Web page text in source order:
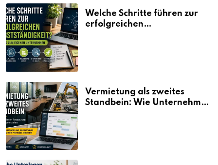
Welche Schritte führen zur
erfolgreichen
Vermietung als zweites
Standbein: Wie Unternehmen